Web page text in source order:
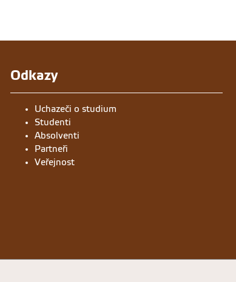
Odkazy
Uchazeči o studium
Studenti
Absolventi
Partneři
Veřejnost